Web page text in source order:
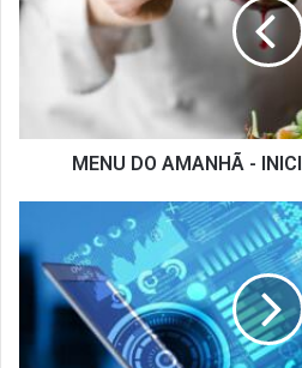
-
INICIATIVAS
CRIATIVAS
MENU DO AMANHÃ -
POR
DENTRO
DOS
DECRETOS
ESTADUAIS
PUBLICADOS